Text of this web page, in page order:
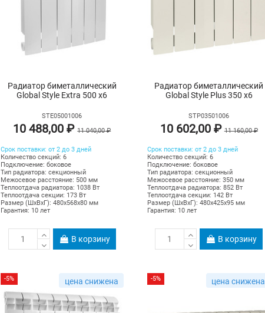
Радиатор биметаллический
Global Style Extra 500 х6
STE05001006
10 488,00 ₽11 040,00 ₽
Срок поставки: от 2 до 3 дней
Количество секций: 6
Подключение: боковое
Тип радиатора: секционный
Межосевое расстояние: 500 мм
Теплоотдача радиатора: 1038 Вт
Теплоотдача секции: 173 Вт
Размер (ШхВхГ): 480х568х80 мм
Гарантия: 10 лет
В корзину
Радиатор биметаллический
Global Style Plus 350 х6
STP03501006
10 602,00 ₽11 160,00 ₽
Срок поставки: от 2 до 3 дней
Количество секций: 6
Подключение: боковое
Тип радиатора: секционный
Межосевое расстояние: 350 мм
Теплоотдача радиатора: 852 Вт
Теплоотдача секции: 142 Вт
Размер (ШхВхГ): 480х425х95 мм
Гарантия: 10 лет
В корзину
цена снижена
-5% цена снижена
-5%